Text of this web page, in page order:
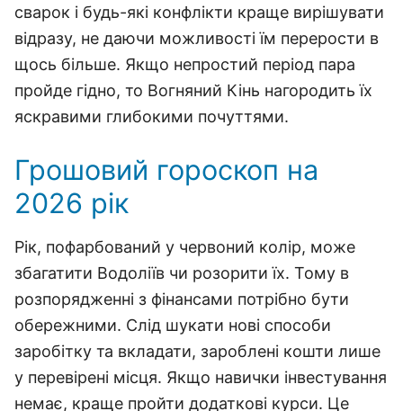
сварок і будь-які конфлікти краще вирішувати
відразу, не даючи можливості їм перерости в
щось більше. Якщо непростий період пара
пройде гідно, то Вогняний Кінь нагородить їх
яскравими глибокими почуттями.
Грошовий гороскоп на
2026 рік
Рік, пофарбований у червоний колір, може
збагатити Водоліїв чи розорити їх. Тому в
розпорядженні з фінансами потрібно бути
обережними. Слід шукати нові способи
заробітку та вкладати, зароблені кошти лише
у перевірені місця. Якщо навички інвестування
немає, краще пройти додаткові курси. Це